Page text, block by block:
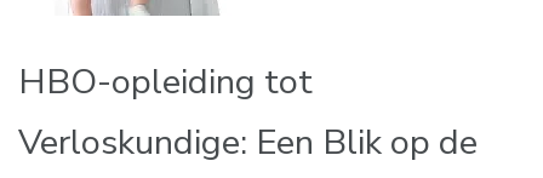
HBO-opleiding tot
Verloskundige: Een Blik op de